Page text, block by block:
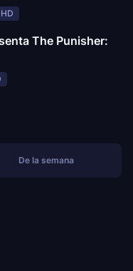
The Punisher:
De la semana